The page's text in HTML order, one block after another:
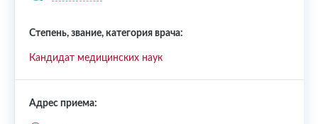
Степень, звание, категория врача:
Кандидат медицинских наук
Адрес приема: